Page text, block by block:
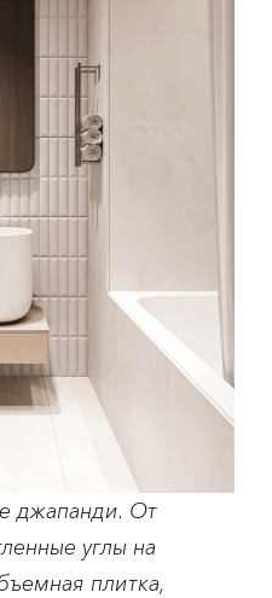
джапанди. От
углы на
плитка,